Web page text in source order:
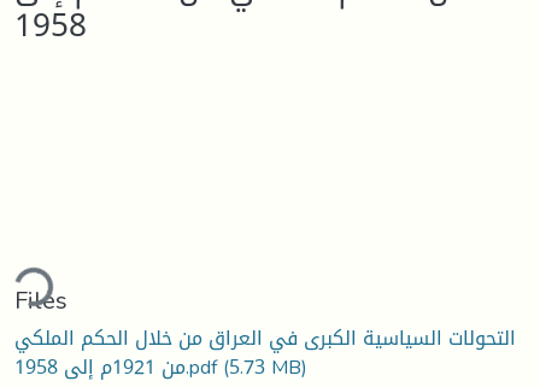
1958
Files
التحولات السياسية الكبرى في العراق من خلال الحكم الملكي
من 1921م إلى 1958.pdf(5.73 MB)